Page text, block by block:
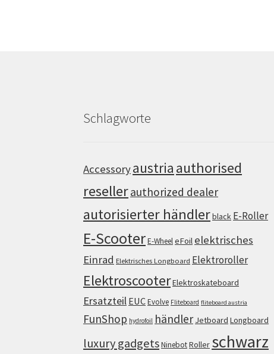
Schlagworte
Accessoryaustria authorised
resellerauthorized dealer
autorisierter händlerblack E-Roller
E-ScooterE-WheeleFoil elektrisches
Einrad Elektrisches Longboard Elektroroller
ElektroscooterElektroskateboard
Ersatzteil EUCEvolve Fliteboard fliteboard austria
FunShop hydrofoil händler Jetboard Longboard
luxury gadgetsNinebotRoller schwarz